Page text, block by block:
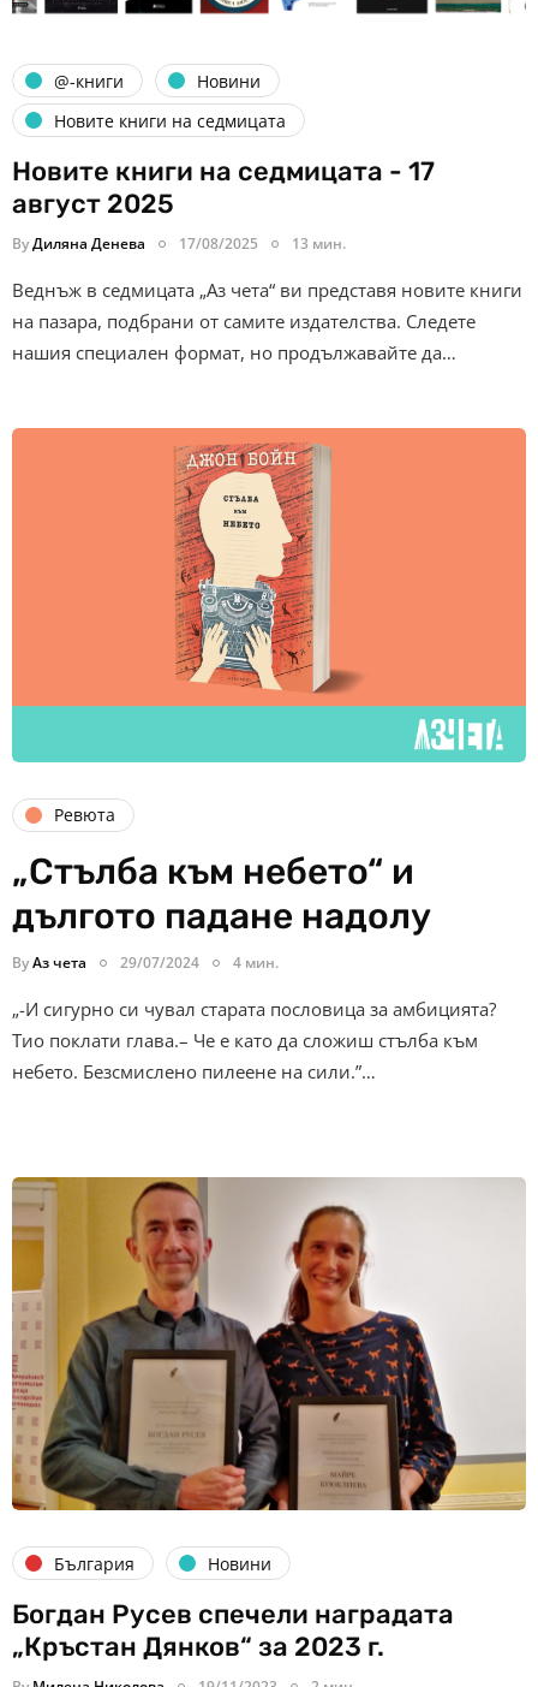
@-книги
Новини
Новите книги на седмицата
Новите книги на седмицата - 17
август 2025
ByДиляна Денева 17/08/2025 13 мин.
Веднъж в седмицата „Аз чета“ ви представя новите книги
на пазара, подбрани от самите издателства. Следете
нашия специален формат, но продължавайте да…
Ревюта
„Стълба към небето“ и
дългото падане надолу
ByАз чета 29/07/2024 4 мин.
„-И сигурно си чувал старата пословица за амбицията?
Тио поклати глава.– Че е като да сложиш стълба към
небето. Безсмислено пилеене на сили.”…
България Новини
Богдан Русев спечели наградата
„Кръстан Дянков“ за 2023 г.